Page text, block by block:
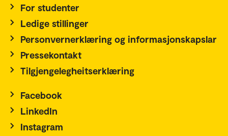
For studenter
Ledige stillinger
Personvernerklæring og informasjonskapslar
Pressekontakt
Tilgjengelegheitserklæring
Facebook
LinkedIn
Instagram